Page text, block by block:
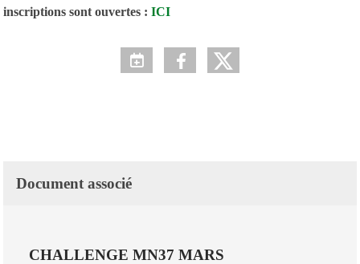
inscriptions sont ouvertes : ICI
Document associé
CHALLENGE MN37 MARS